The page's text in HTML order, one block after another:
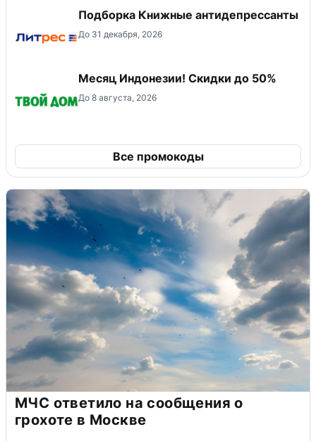
Подборка Книжные антидепрессанты
До 31 декабря, 2026
Месяц Индонезии! Скидки до 50%
До 8 августа, 2026
Все промокоды
МЧС ответило на сообщения о
грохоте в Москве